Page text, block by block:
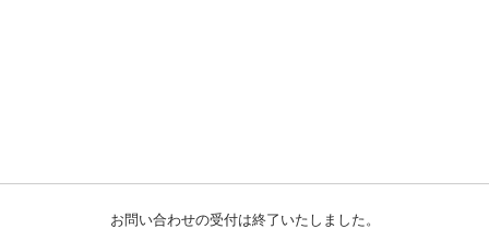
お問い合わせの受付は終了いたしました。